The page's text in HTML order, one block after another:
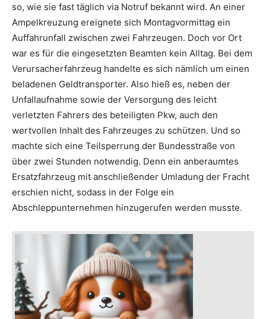
so, wie sie fast täglich via Notruf bekannt wird. An einer
Ampelkreuzung ereignete sich Montagvormittag ein
Auffahrunfall zwischen zwei Fahrzeugen. Doch vor Ort
war es für die eingesetzten Beamten kein Alltag. Bei dem
Verursacherfahrzeug handelte es sich nämlich um einen
beladenen Geldtransporter. Also hieß es, neben der
Unfallaufnahme sowie der Versorgung des leicht
verletzten Fahrers des beteiligten Pkw, auch den
wertvollen Inhalt des Fahrzeuges zu schützen. Und so
machte sich eine Teilsperrung der Bundesstraße von
über zwei Stunden notwendig. Denn ein anberaumtes
Ersatzfahrzeug mit anschließender Umladung der Fracht
erschien nicht, sodass in der Folge ein
Abschleppunternehmen hinzugerufen werden musste.